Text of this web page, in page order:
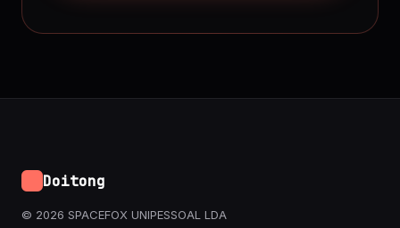
Doitong
© 2026 SPACEFOX UNIPESSOAL LDA